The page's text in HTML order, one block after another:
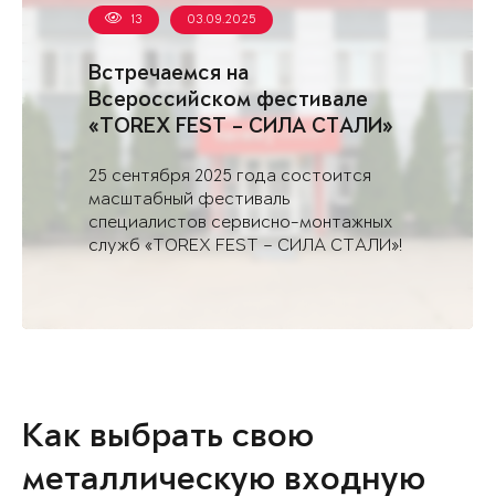
Встречаемся на
Всероссийском фестивале
«TOREX FEST – СИЛА СТАЛИ»
13 03.09.2025
25 сентября 2025 года состоится
масштабный фестиваль
специалистов сервисно-монтажных
служб «TOREX FEST – СИЛА СТАЛИ»!
Как выбрать свою
металлическую входную